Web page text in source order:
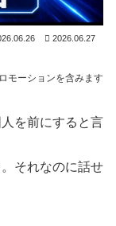
2026.06.27
モーションを含みます
を前にすると言
それなのに話せ